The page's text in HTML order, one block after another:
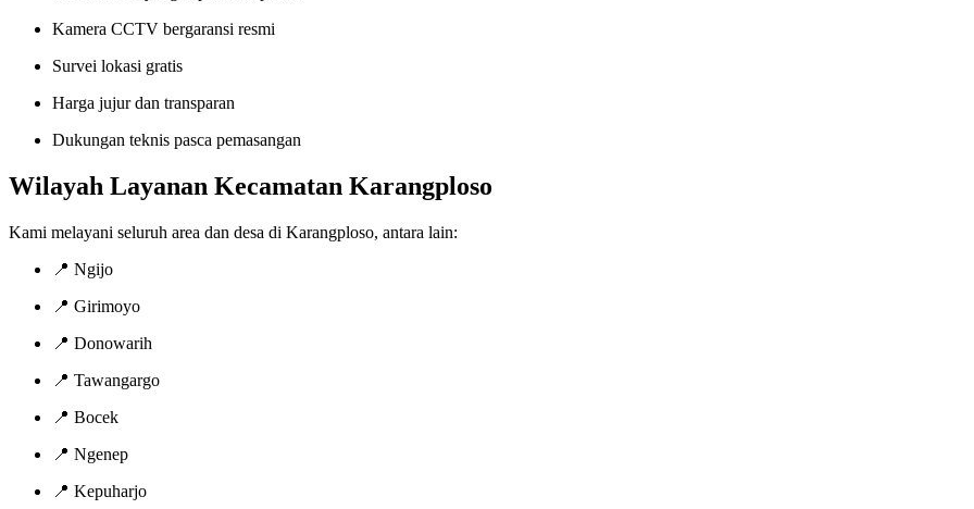
Kamera CCTV bergaransi resmi
Survei lokasi gratis
Harga jujur dan transparan
Dukungan teknis pasca pemasangan
Wilayah Layanan Kecamatan Karangploso
Kami melayani seluruh area dan desa di Karangploso, antara lain:
📍 Ngijo
📍 Girimoyo
📍 Donowarih
📍 Tawangargo
📍 Bocek
📍 Ngenep
📍 Kepuharjo